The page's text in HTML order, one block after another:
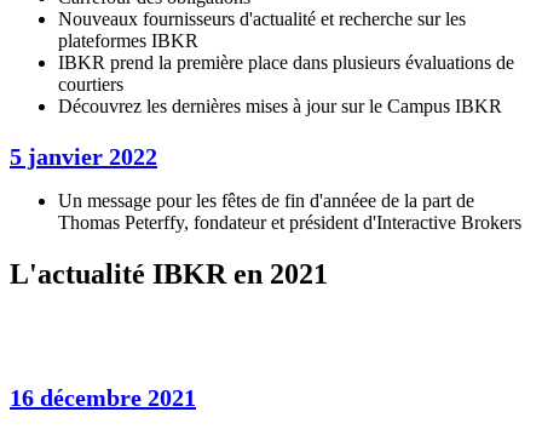
Nouveaux fournisseurs d'actualité et recherche sur les
plateformes IBKR
IBKR prend la première place dans plusieurs évaluations de
courtiers
Découvrez les dernières mises à jour sur le Campus IBKR
5 janvier 2022
Un message pour les fêtes de fin d'annéee de la part de
Thomas Peterffy, fondateur et président d'Interactive Brokers
L'actualité IBKR en 2021
16 décembre 2021